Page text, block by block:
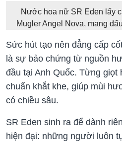
Nước hoa nữ SR Eden lấy
Mugler Angel Nova, mang
Sức hút tạo nên đẳng cấp
là sự bảo chứng từ nguồn
đầu tại Anh Quốc. Từng giọt
chuẩn khắt khe, giúp mùi
có chiều sâu.
SR Eden sinh ra để dành
hiện đại: những người luôn